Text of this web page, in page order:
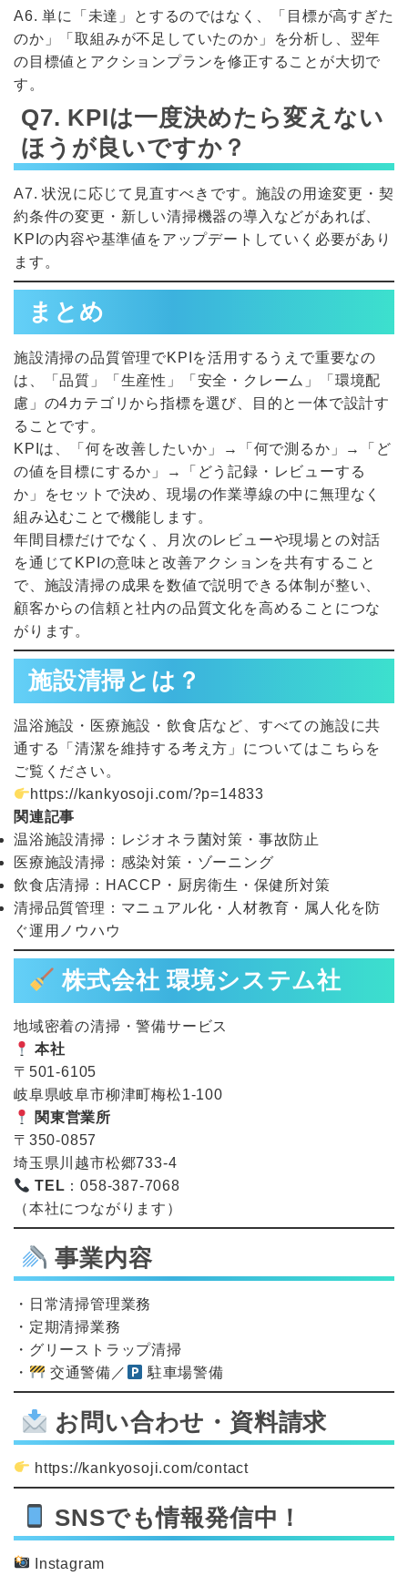
A6. 単に「未達」とするのではなく、「目標が高すぎた
のか」「取組みが不足していたのか」を分析し、翌年
の目標値とアクションプランを修正することが大切で
す。
Q7. KPIは一度決めたら変えない
ほうが良いですか？
A7. 状況に応じて見直すべきです。施設の用途変更・契
約条件の変更・新しい清掃機器の導入などがあれば、
KPIの内容や基準値をアップデートしていく必要があり
ます。
まとめ
施設清掃の品質管理でKPIを活用するうえで重要なの
は、「品質」「生産性」「安全・クレーム」「環境配
慮」の4カテゴリから指標を選び、目的と一体で設計す
ることです。
KPIは、「何を改善したいか」→「何で測るか」→「ど
の値を目標にするか」→「どう記録・レビューする
か」をセットで決め、現場の作業導線の中に無理なく
組み込むことで機能します。
年間目標だけでなく、月次のレビューや現場との対話
を通じてKPIの意味と改善アクションを共有すること
で、施設清掃の成果を数値で説明できる体制が整い、
顧客からの信頼と社内の品質文化を高めることにつな
がります。
施設清掃とは？
温浴施設・医療施設・飲食店など、すべての施設に共
通する「清潔を維持する考え方」についてはこちらを
ご覧ください。
https://kankyosoji.com/?p=14833
関連記事
温浴施設清掃：レジオネラ菌対策・事故防止
医療施設清掃：感染対策・ゾーニング
飲食店清掃：HACCP・厨房衛生・保健所対策
清掃品質管理：マニュアル化・人材教育・属人化を防
ぐ運用ノウハウ
株式会社 環境システム社
地域密着の清掃・警備サービス
本社
〒501-6105
岐阜県岐阜市柳津町梅松1-100
関東営業所
〒350-0857
埼玉県川越市松郷733-4
TEL ：058-387-7068
（本社につながります）
事業内容
・日常清掃管理業務
・定期清掃業務
・グリーストラップ清掃
・
交通警備／ 駐車場警備
お問い合わせ・資料請求
https://kankyosoji.com/contact
SNSでも情報発信中！
Instagram